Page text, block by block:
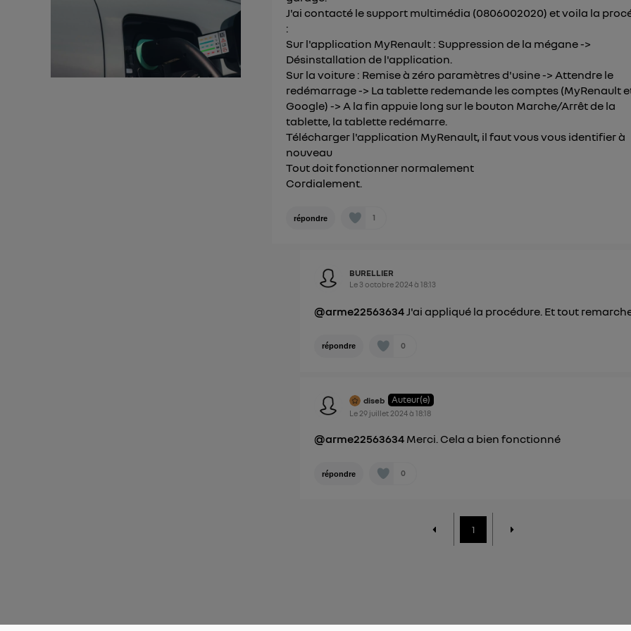
J'ai contacté le support multimédia (0806002020) et voila la
:
Sur l'application MyRenault : Suppression de la mégane ->
Désinstallation de l'application.
Sur la voiture : Remise à zéro paramètres d'usine -> Attendre le
redémarrage -> La tablette redemande les comptes (MyRenault
Google) -> A la fin appuie long sur le bouton Marche/Arrêt de la
tablette, la tablette redémarre.
Télécharger l'application MyRenault, il faut vous vous identifier à
nouveau
Tout doit fonctionner normalement
Cordialement.
répondre 1
BURELLIER
Le 3 octobre 2024à18:13
@arme22563634 J'ai appliqué la procédure. Et tout
répondre 0
diseb Auteur(e)
Le 29 juillet 2024à18:18
@arme22563634 Merci. Cela a bien fonctionné
répondre 0
1
personnelles d'Utiq.